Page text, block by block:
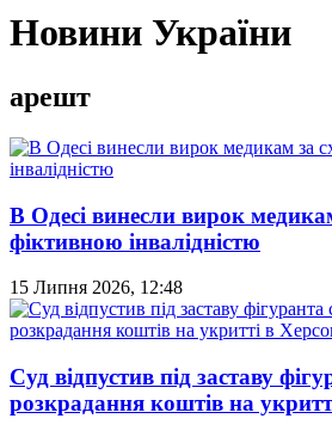
Новини України
арешт
В Одесі винесли вирок
фіктивною інвалідністю
15 Липня 2026, 12:48
Суд відпустив під заставу
розкрадання коштів на